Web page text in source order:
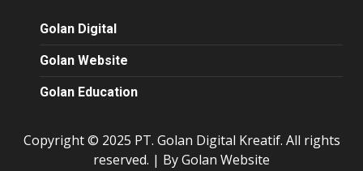
Golan Digital
Golan Website
Golan Education
Copyright © 2025 PT. Golan Digital Kreatif. All rights
reserved. | By Golan Website